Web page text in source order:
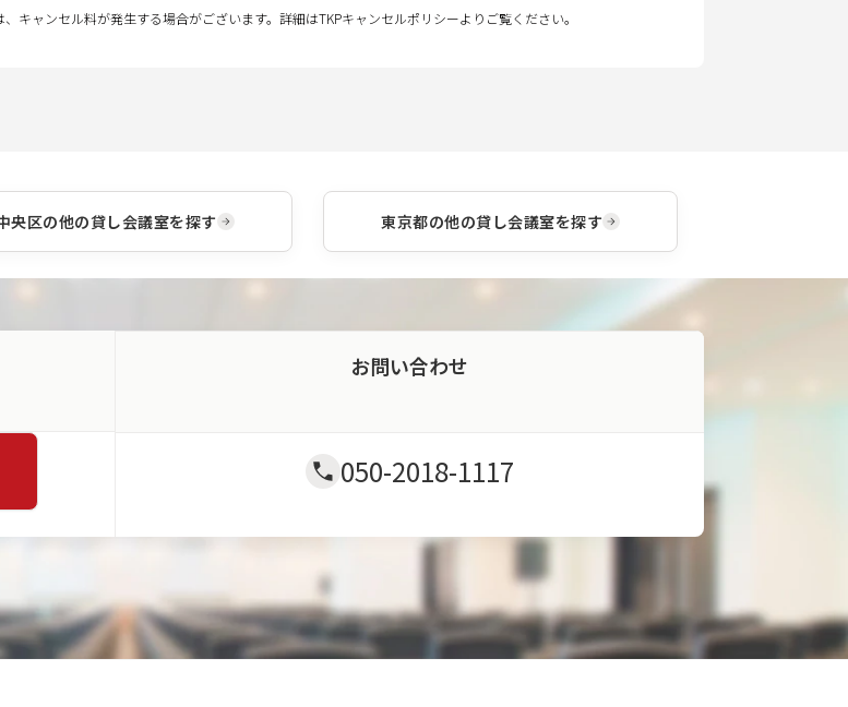
キャンセル料が発生する場合がございます。詳細はTKPキャンセルポリシーよりご覧ください。
央区の他の貸し会議室を探す 東京都の他の貸し会議室を探す
お問い合わせ
050-2018-1117